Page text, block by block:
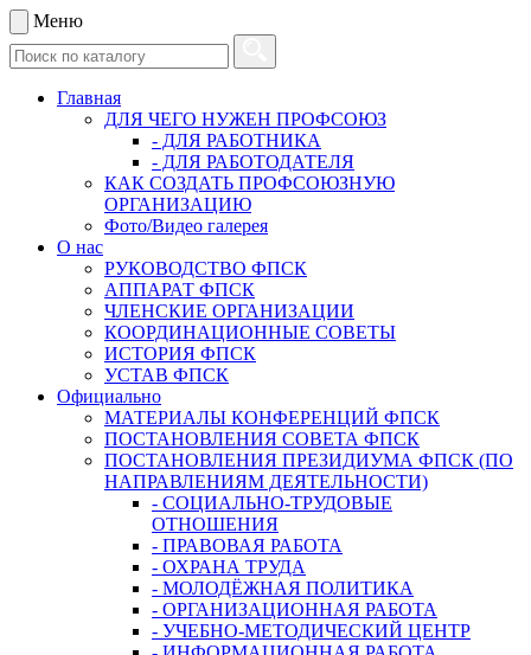
Меню
Главная
ДЛЯ ЧЕГО НУЖЕН ПРОФСОЮЗ
- ДЛЯ РАБОТНИКА
- ДЛЯ РАБОТОДАТЕЛЯ
КАК СОЗДАТЬ ПРОФСОЮЗНУЮ
ОРГАНИЗАЦИЮ
Фото/Видео галерея
О нас
РУКОВОДСТВО ФПСК
АППАРАТ ФПСК
ЧЛЕНСКИЕ ОРГАНИЗАЦИИ
КООРДИНАЦИОННЫЕ СОВЕТЫ
ИСТОРИЯ ФПСК
УСТАВ ФПСК
Официально
МАТЕРИАЛЫ КОНФЕРЕНЦИЙ ФПСК
ПОСТАНОВЛЕНИЯ СОВЕТА ФПСК
ПОСТАНОВЛЕНИЯ ПРЕЗИДИУМА ФПСК (ПО
НАПРАВЛЕНИЯМ ДЕЯТЕЛЬНОСТИ)
- СОЦИАЛЬНО-ТРУДОВЫЕ
ОТНОШЕНИЯ
- ПРАВОВАЯ РАБОТА
- ОХРАНА ТРУДА
- МОЛОДЁЖНАЯ ПОЛИТИКА
- ОРГАНИЗАЦИОННАЯ РАБОТА
- УЧЕБНО-МЕТОДИЧЕСКИЙ ЦЕНТР